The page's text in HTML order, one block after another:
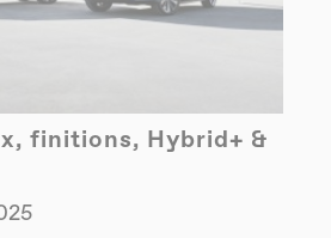
finitions, Hybrid+ &